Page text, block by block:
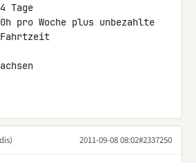
Tage
pro Woche plus unbezahlte
Fahrtzeit
2011-09-08 08:02#2337250